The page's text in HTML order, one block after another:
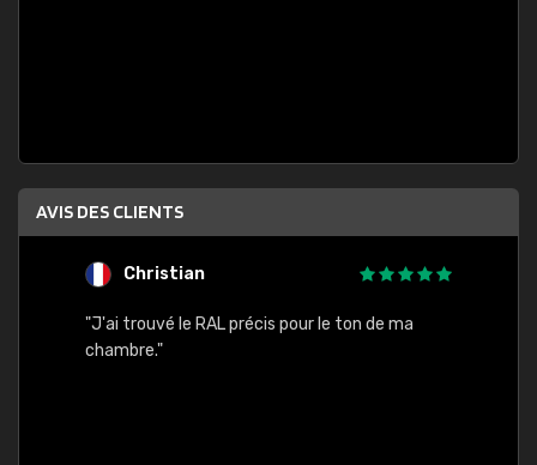
AVIS DES CLIENTS
Christian
"J'ai trouvé le RAL précis pour le ton de ma
chambre."